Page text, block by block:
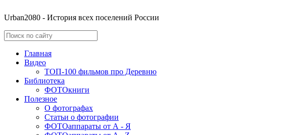
Urban2080 - История всех поселений России
Главная
Видео
ТОП-100 фильмов про Деревню
Библиотека
ФОТОкниги
Полезное
О фотографах
Статьи о фотографии
ФОТОаппараты от А - Я